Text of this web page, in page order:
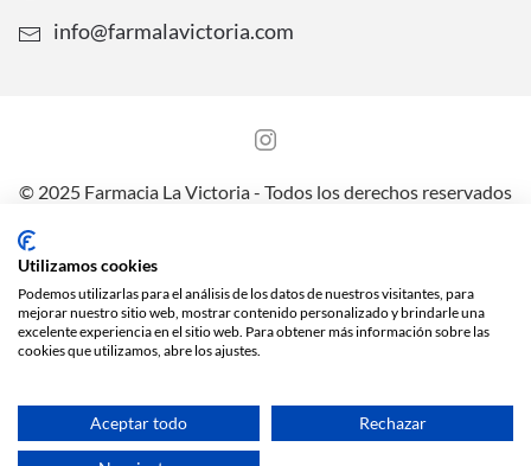
info@farmalavictoria.com
© 2025 Farmacia La Victoria - Todos los derechos reservados
Sitio web creado y mantenido por
Utilizamos cookies
Podemos utilizarlas para el análisis de los datos de nuestros visitantes, para
mejorar nuestro sitio web, mostrar contenido personalizado y brindarle una
excelente experiencia en el sitio web. Para obtener más información sobre las
cookies que utilizamos, abre los ajustes.
Aceptar todo Rechazar